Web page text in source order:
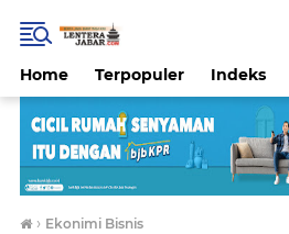
Home Terpopuler Indeks
› Ekonimi Bisnis